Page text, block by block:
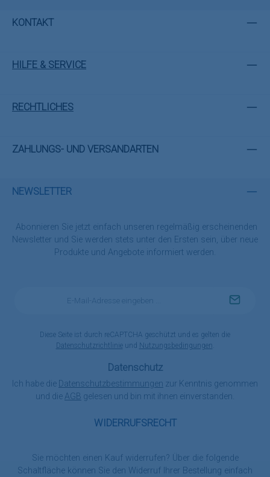
KONTAKT
HILFE & SERVICE
RECHTLICHES
ZAHLUNGS- UND VERSANDARTEN
WIDERRUFSRECHT
Sie möchten einen Kauf widerrufen? Über die folgende
Schaltfläche können Sie den Widerruf Ihrer Bestellung einfach
NEWSLETTER
Abonnieren Sie jetzt einfach unseren regelmäßig erscheinenden
Newsletter und Sie werden stets unter den Ersten sein, über neue
Produkte und Angebote informiert werden.
Diese Seite ist durch reCAPTCHA geschützt und es gelten die
Datenschutzrichtlinieund Nutzungsbedingungen
Datenschutz
Ich habe die Datenschutzbestimmungen zur Kenntnis genommen
und die AGB gelesen und bin mit ihnen einverstanden.